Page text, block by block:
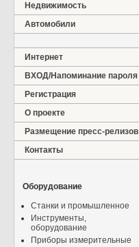
Недвижимость
Автомобили
Интернет
ВХОД/Напоминание пароля
Регистрация
О проекте
Размещение пресс-релизов
Контакты
Оборудование
Станки и промышленное
Инструменты,
оборудование
Приборы измерительные